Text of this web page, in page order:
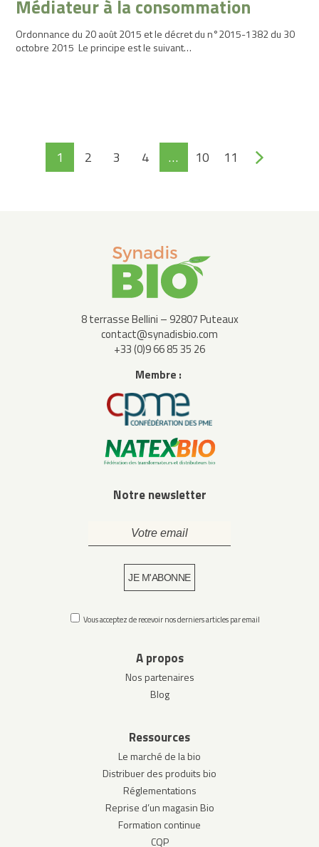
Médiateur à la consommation
Ordonnance du 20 août 2015 et le décret du n°2015-1382 du 30
octobre 2015 Le principe est le suivant…
1 2 3 4 … 10 11
8 terrasse Bellini – 92807 Puteaux
contact@synadisbio.com
+33 (0)9 66 85 35 26
Membre :
Notre newsletter
Vous acceptez de recevoir nos derniers articles par email
A propos
Nos partenaires
Blog
Ressources
Le marché de la bio
Distribuer des produits bio
Réglementations
Reprise d’un magasin Bio
Formation continue
CQP